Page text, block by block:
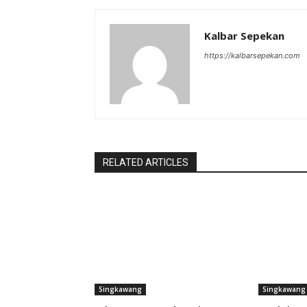
Kalbar Sepekan
https://kalbarsepekan.com
RELATED ARTICLES
Singkawang Singkawang